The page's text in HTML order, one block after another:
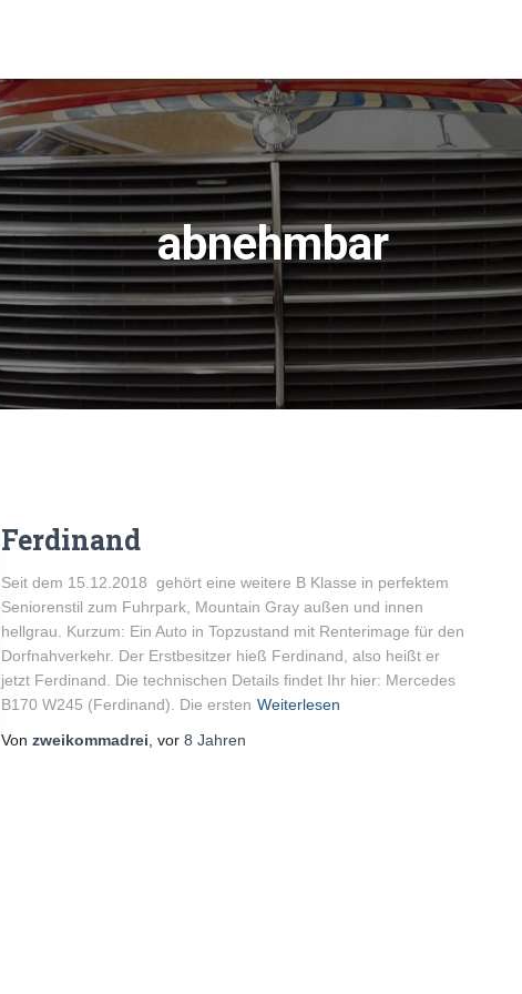
abnehmbar
Ferdinand
Seit dem 15.12.2018 gehört eine weitere B Klasse in perfektem
Seniorenstil zum Fuhrpark, Mountain Gray außen und innen
hellgrau. Kurzum: Ein Auto in Topzustand mit Renterimage für den
Dorfnahverkehr. Der Erstbesitzer hieß Ferdinand, also heißt er
jetzt Ferdinand. Die technischen Details findet Ihr hier: Mercedes
B170 W245 (Ferdinand). Die ersten Weiterlesen
Von zweikommadrei , vor 8 Jahren